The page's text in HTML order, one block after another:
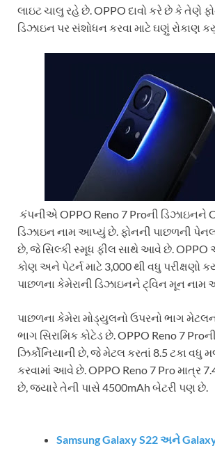
લાઇટ ચાલુ રહે છે. OPPO દાવો કરે છે કે તેણે
ડિઝાઇન પર સંશોધન કરવા માટે ઘણું રોકાણ
કંપનીએ OPPO Reno 7 Proની ડિઝાઇનને
ડિઝાઇન નામ આપ્યું છે. ફોનની પાછળની પેનલ
છે, જે સિલ્કી સ્મૂધ ફીલ સાથે આવે છે. OPPO
કોણ અને પેટર્ન માટે 3,000 થી વધુ પરીક્ષણો
પાછળના કેમેરાની ડિઝાઇનને ટ્વિન મૂન નામ
પાછળના કેમેરા મોડ્યુલનો ઉપરનો ભાગ
ભાગ સિરામિક કોટેડ છે. OPPO Reno 7
ઝિર્કોનિયાની છે, જે મેટલ કરતાં 8.5 ટકા વધુ
કરવામાં આવે છે. OPPO Reno 7 Pro માત્ર
છે, જ્યારે તેની પાસે 4500mAh બેટરી પણ છે.
Samsung Galaxy S22 અને